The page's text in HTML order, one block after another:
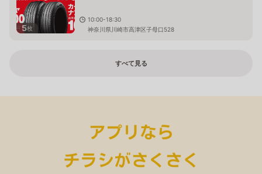
5枚
10:00-18:30
神奈川県川崎市高津区子母口528
すべて見る